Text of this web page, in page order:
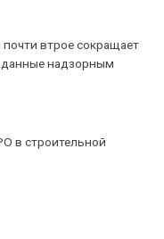
втрое сокращает
данные надзорным
в строительной